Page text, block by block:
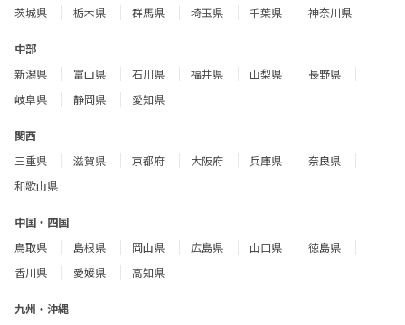
茨城県
栃木県 群馬県 埼玉県 千葉県 神奈川県
中部
新潟県
富山県 石川県 福井県 山梨県
長野県
岐阜県
静岡県 愛知県
関西
三重県
滋賀県 京都府 大阪府 兵庫県
奈良県
和歌山県
中国・四国
鳥取県
島根県 岡山県 広島県 山口県
徳島県
香川県
愛媛県 高知県
九州・沖縄